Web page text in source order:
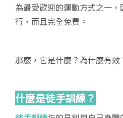
為最受歡迎的運動方式之一
行，而且完全免費。
那麼，它是什麼？為什麼有效
什麼是徒手訓練？